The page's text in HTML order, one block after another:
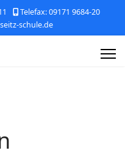
Telefax: 09171 9684-20
schule.de